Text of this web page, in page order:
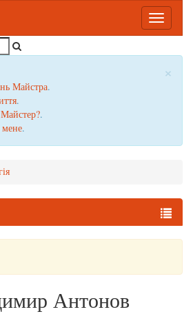
Toggle
×
Майстра.
.
.
мене.
Антонов